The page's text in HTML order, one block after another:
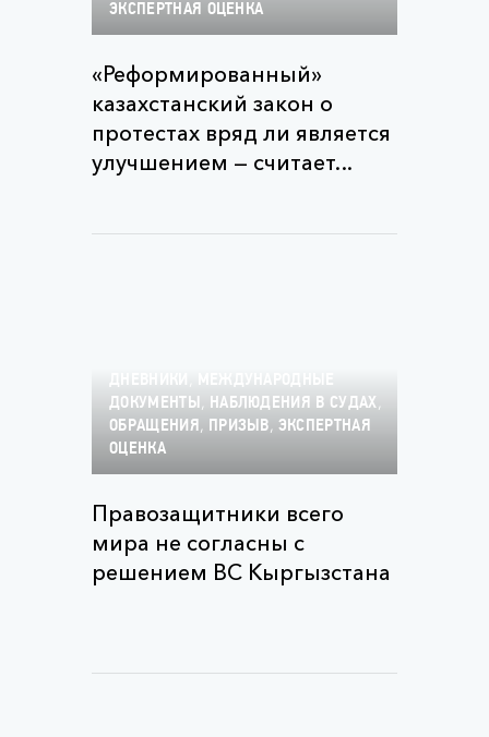
ЭКСПЕРТНАЯ ОЦЕНКА
«Реформированный»
казахстанский закон о
протестах вряд ли является
улучшением — считает...
ДНЕВНИКИ
МЕЖДУНАРОДНЫЕ
ДОКУМЕНТЫ , НАБЛЮДЕНИЯ В СУДАХ,
ОБРАЩЕНИЯ , ПРИЗЫВ, ЭКСПЕРТНАЯ
ОЦЕНКА
Правозащитники всего
мира не согласны с
решением ВС Кыргызстана